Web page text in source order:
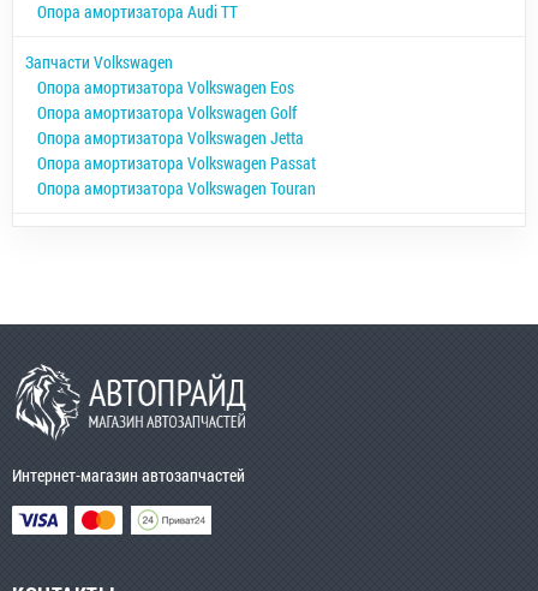
Опора амортизатора Audi TT
Запчасти Volkswagen
Опора амортизатора Volkswagen Eos
Опора амортизатора Volkswagen Golf
Опора амортизатора Volkswagen Jetta
Опора амортизатора Volkswagen Passat
Опора амортизатора Volkswagen Touran
Интернет-магазин автозапчастей